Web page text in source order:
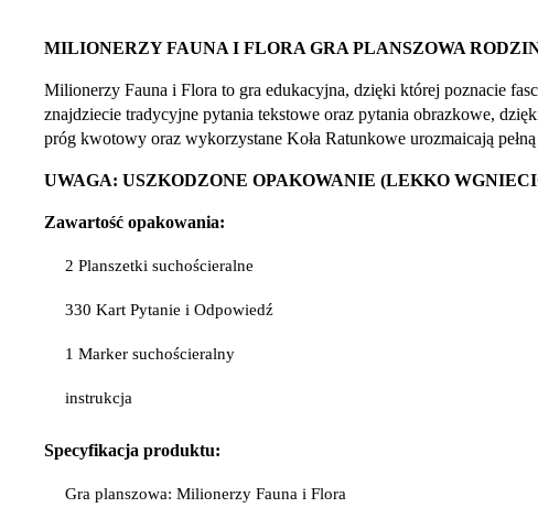
MILIONERZY FAUNA I FLORA GRA PLANSZOWA
Milionerzy Fauna i Flora to gra edukacyjna, dzięki której poznacie
znajdziecie tradycyjne pytania tekstowe oraz pytania obrazkowe,
próg kwotowy oraz wykorzystane Koła Ratunkowe urozmaicają
UWAGA: USZKODZONE OPAKOWANIE (LEKKO
Zawartość opakowania:
2 Planszetki suchościeralne
330 Kart Pytanie i Odpowiedź
1 Marker suchościeralny
instrukcja
Specyfikacja produktu:
Gra planszowa: Milionerzy Fauna i Flora